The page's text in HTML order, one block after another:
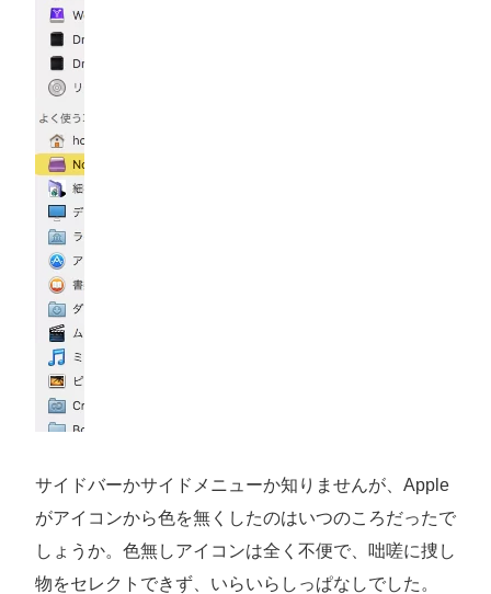
サイドバーかサイドメニューか知りませんが、Apple
がアイコンから色を無くしたのはいつのころだったで
しょうか。色無しアイコンは全く不便で、咄嗟に捜し
物をセレクトできず、いらいらしっぱなしでした。